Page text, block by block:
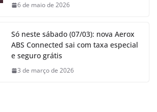
6 de maio de 2026
Só neste sábado (07/03): nova Aerox
ABS Connected sai com taxa especial
e seguro grátis
3 de março de 2026